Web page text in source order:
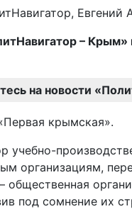
Евгений
– Крым»
на новости
крымская».
учебно-
организациям,
общественная
под сомнение их